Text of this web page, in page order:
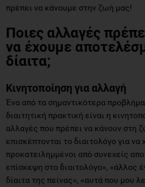
πρέπει να κάνουμε στην ζωή μας!
Ποιες αλλαγές
να έχουμε
δίαιτα;
Κινητοποίηση για αλλαγή
Ένα από τα σημαντικότερα
διαιτητική πρακτική είναι η
αλλαγές που πρέπει να κάνουν στη
επισκέπτονται το διαιτολόγο για
προκατειλημμένοι από συνεχείς
επίσκεψη στο διαιτολόγο», «άλλος
δίαιτα της πείνας», «αυτά που μου